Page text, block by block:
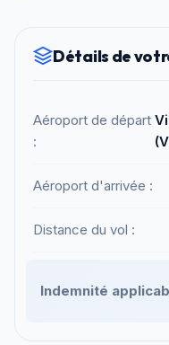
Détails de
Aéroport de départ
:
Aéroport d'arrivée :
Distance du vol :
Indemnité